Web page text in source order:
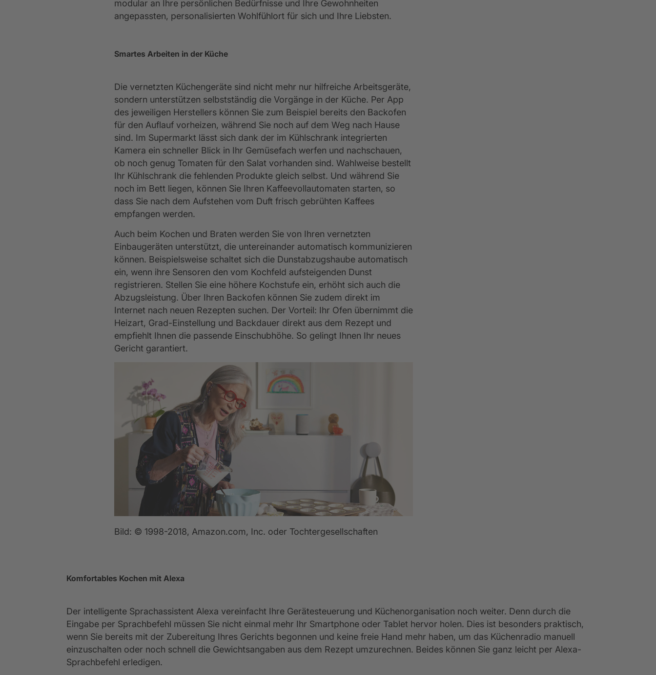
modular an Ihre persönlichen Bedürfnisse und Ihre Gewohnheiten
angepassten, personalisierten Wohlfühlort für sich und Ihre Liebsten.
Smartes Arbeiten in der Küche
Die vernetzten Küchengeräte sind nicht mehr nur hilfreiche Arbeitsgeräte,
sondern unterstützen selbstständig die Vorgänge in der Küche. Per App
des jeweiligen Herstellers können Sie zum Beispiel bereits den Backofen
für den Auflauf vorheizen, während Sie noch auf dem Weg nach Hause
sind. Im Supermarkt lässt sich dank der im Kühlschrank integrierten
Kamera ein schneller Blick in Ihr Gemüsefach werfen und nachschauen,
ob noch genug Tomaten für den Salat vorhanden sind. Wahlweise bestellt
Ihr Kühlschrank die fehlenden Produkte gleich selbst. Und während Sie
noch im Bett liegen, können Sie Ihren Kaffeevollautomaten starten, so
dass Sie nach dem Aufstehen vom Duft frisch gebrühten Kaffees
empfangen werden.
Auch beim Kochen und Braten werden Sie von Ihren vernetzten
Einbaugeräten unterstützt, die untereinander automatisch kommunizieren
können. Beispielsweise schaltet sich die Dunstabzugshaube automatisch
ein, wenn ihre Sensoren den vom Kochfeld aufsteigenden Dunst
registrieren. Stellen Sie eine höhere Kochstufe ein, erhöht sich auch die
Abzugsleistung. Über Ihren Backofen können Sie zudem direkt im
Internet nach neuen Rezepten suchen. Der Vorteil: Ihr Ofen übernimmt die
Heizart, Grad-Einstellung und Backdauer direkt aus dem Rezept und
empfiehlt Ihnen die passende Einschubhöhe. So gelingt Ihnen Ihr neues
Gericht garantiert.
Bild: © 1998-2018, Amazon.com, Inc. oder Tochtergesellschaften
Komfortables Kochen mit Alexa
Der intelligente Sprachassistent Alexa vereinfacht Ihre Gerätesteuerung und Küchenorganisation noch weiter. Denn durch die
Eingabe per Sprachbefehl müssen Sie nicht einmal mehr Ihr Smartphone oder Tablet hervor holen. Dies ist besonders praktisch,
wenn Sie bereits mit der Zubereitung Ihres Gerichts begonnen und keine freie Hand mehr haben, um das Küchenradio manuell
einzuschalten oder noch schnell die Gewichtsangaben aus dem Rezept umzurechnen. Beides können Sie ganz leicht per Alexa-
Sprachbefehl erledigen.